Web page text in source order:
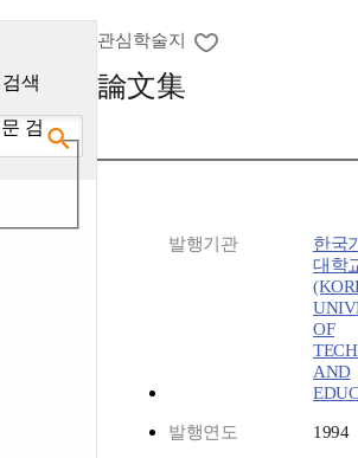
색
검
관심학술지
論文集
발행기관
한국
대학
OF
AND
발행연도 1994